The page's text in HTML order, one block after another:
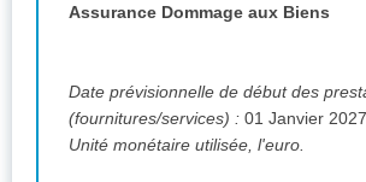
Assurance Dommage aux Biens
Date prévisionnelle de début des
(fournitures/services) : 01 Janvier 2027
Unité monétaire utilisée, l'euro.